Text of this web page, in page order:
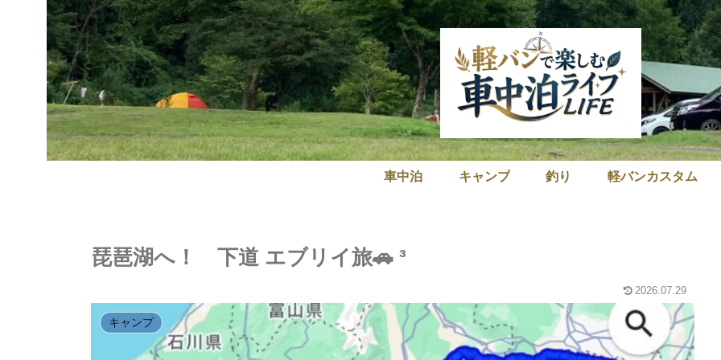
車中泊 キャンプ 釣り 軽バンカスタム
琵琶湖へ！ 下道 エブリイ旅🚗 ³
2026.07.29
キャンプ